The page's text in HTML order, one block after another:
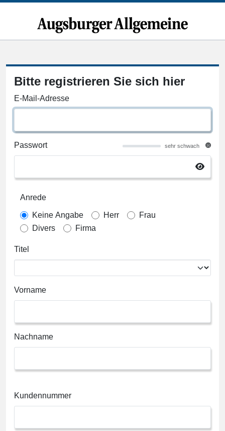
Bitte registrieren Sie sich hier
E-Mail-Adresse
Passwort sehr schwach
Anrede
Keine Angabe Herr
Frau
Divers
Firma
Titel
Vorname
Nachname
Kundennummer